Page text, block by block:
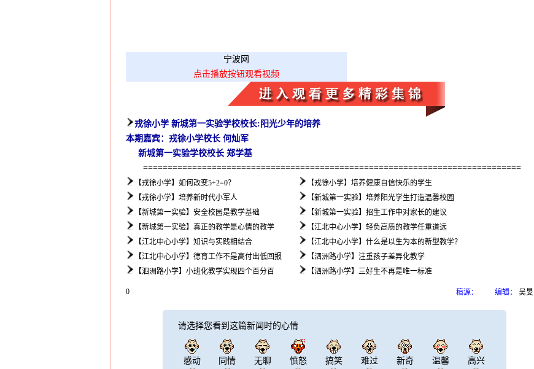
宁波网
点击播放按钮观看视频
戎徐小学 新城第一实验学校校长:阳光少年的培养
本期嘉宾：戎徐小学校长 何灿军
新城第一实验学校校长 郑学基
=============================================================================
【戎徐小学】如何改变5+2=0？
【戎徐小学】培养健康自信快乐的学生
【戎徐小学】培养新时代小军人
【新城第一实验】培养阳光学生打造温馨校园
【新城第一实验】安全校园是教学基础
【新城第一实验】招生工作中对家长的建议
【新城第一实验】真正的教学是心情的教学
【江北中心小学】轻负高质的教学任重道远
【江北中心小学】知识与实践相结合
【江北中心小学】什么是以生为本的新型教学？
【江北中心小学】德育工作不是高付出低回报
【泗洲路小学】注重孩子差异化教学
【泗洲路小学】小班化教学实现四个百分百
【泗洲路小学】三好生不再是唯一标准
0 稿源： 编辑： 吴旻
请选择您看到这篇新闻时的心情
感动 同情 无聊 愤怒 搞笑 难过 新奇 温馨 高兴